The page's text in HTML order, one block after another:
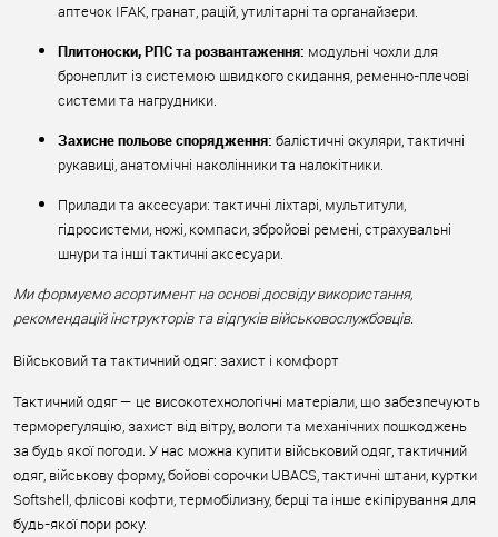
аптечок IFAK, гранат, рацій, утилітарні та органайзери.
Плитоноски, РПС та розвантаження: модульні чохли для
бронеплит із системою швидкого скидання, ременно-плечові
системи та нагрудники.
Захисне польове спорядження: балістичні окуляри, тактичні
рукавиці, анатомічні наколінники та налокітники.
Прилади та аксесуари: тактичні ліхтарі, мультитули,
гідросистеми, ножі, компаси, збройові ремені, страхувальні
шнури та інші тактичні аксесуари.
Ми формуємо асортимент на основі досвіду використання,
рекомендацій інструкторів та відгуків військовослужбовців.
Військовий та тактичний одяг: захист і комфорт
Тактичний одяг — це високотехнологічні матеріали, що забезпечують
терморегуляцію, захист від вітру, вологи та механічних пошкоджень
за будь якої погоди. У нас можна купити військовий одяг, тактичний
одяг, військову форму, бойові сорочки UBACS, тактичні штани, куртки
Softshell, флісові кофти, термобілизну, берці та інше екіпірування для
будь-якої пори року.